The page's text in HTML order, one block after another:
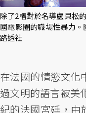
除了2樁對於名導盧貝松
國電影圈的職場性暴力
路透社
在法國的情慾文化
過文明的語言被美
紀的法國宮廷，由